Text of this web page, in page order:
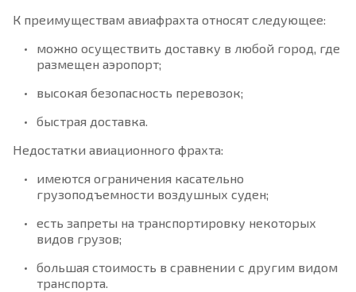
К преимуществам авиафрахта относят следующее:
можно осуществить доставку в любой город, где
размещен аэропорт;
высокая безопасность перевозок;
быстрая доставка.
Недостатки авиационного фрахта:
имеются ограничения касательно
грузоподъемности воздушных суден;
есть запреты на транспортировку некоторых
видов грузов;
большая стоимость в сравнении с другим видом
транспорта.